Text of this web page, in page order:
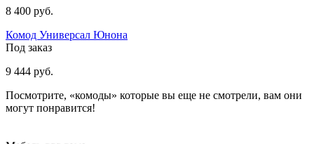
8 400 руб.
Комод Универсал Юнона
Под заказ
9 444 руб.
Посмотрите, «комоды» которые вы еще не смотрели, вам они
могут понравится!